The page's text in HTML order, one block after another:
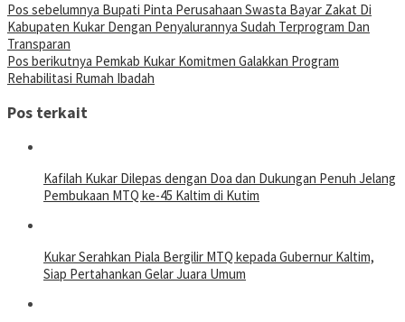
Pos sebelumnya Bupati Pinta Perusahaan Swasta Bayar Zakat Di
Kabupaten Kukar Dengan Penyalurannya Sudah Terprogram Dan
Transparan
Pos berikutnya Pemkab Kukar Komitmen Galakkan Program
Rehabilitasi Rumah Ibadah
Pos terkait
Kafilah Kukar Dilepas dengan Doa dan Dukungan Penuh Jelang
Pembukaan MTQ ke-45 Kaltim di Kutim
Kukar Serahkan Piala Bergilir MTQ kepada Gubernur Kaltim,
Siap Pertahankan Gelar Juara Umum